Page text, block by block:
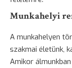
Munkahelyi
A munkahelyen
szakmai életünk,
Amikor